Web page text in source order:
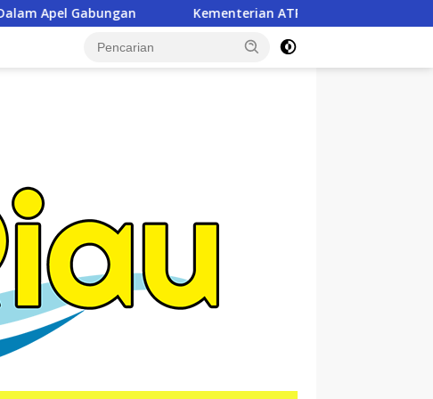
ATR/BPN, KPK, dan Pemda Jawa Barat Sepakati Kerja